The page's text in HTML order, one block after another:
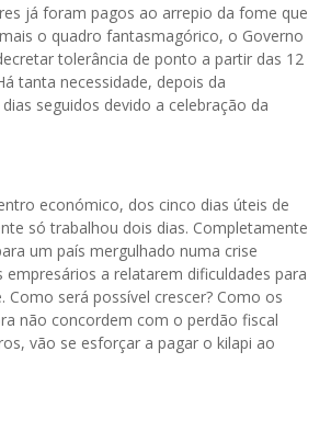
já foram pagos ao arrepio da fome que
o quadro fantasmagórico, o Governo
tolerância de ponto a partir das 12
tanta necessidade, depois da
seguidos devido a celebração da
económico, dos cinco dias úteis de
só trabalhou dois dias. Completamente
um país mergulhado numa crise
a relatarem dificuldades para
Como será possível crescer? Como os
não concordem com o perdão fiscal
vão se esforçar a pagar o kilapi ao